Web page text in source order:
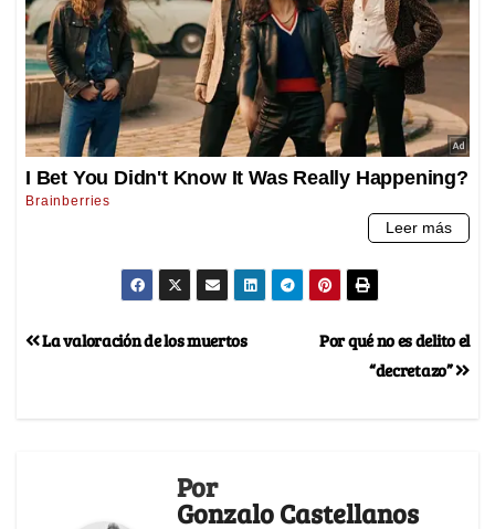
Por qué no es delito el
“decretazo”
La valoración de los muertos
Por
Gonzalo Castellanos